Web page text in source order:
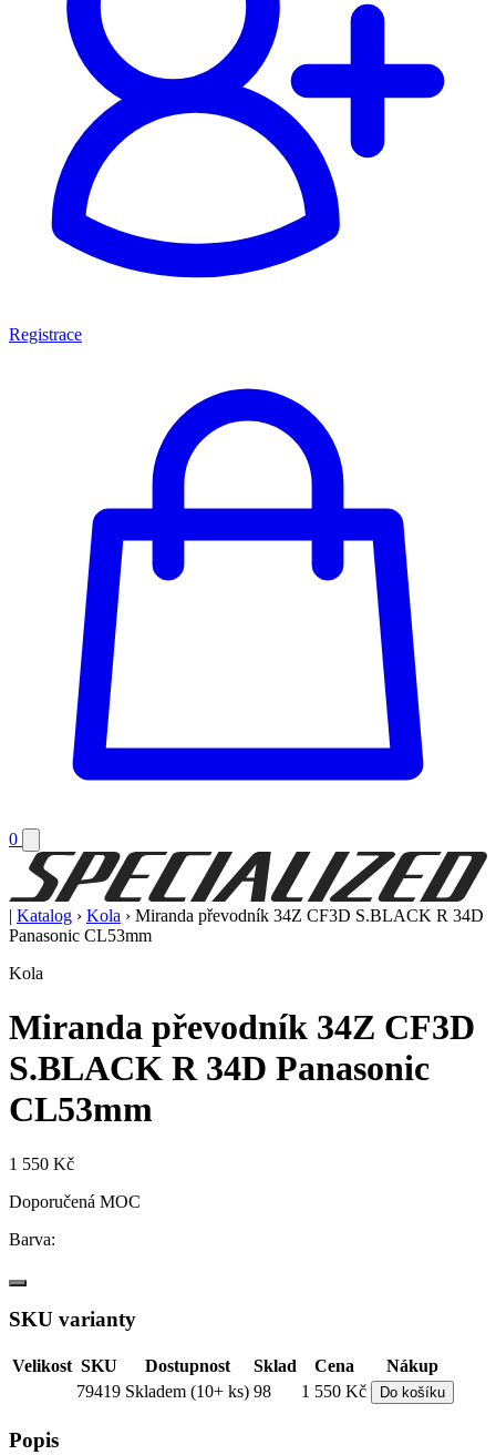
Registrace
0
| Katalog › Kola › Miranda převodník 34Z CF3D S.BLACK R 34D
Panasonic CL53mm
Kola
Miranda převodník 34Z CF3D
S.BLACK R 34D Panasonic
CL53mm
1 550 Kč
Doporučená MOC
Barva:
SKU varianty
Velikost SKU Dostupnost Sklad Cena
Nákup
79419 Skladem (10+ ks) 98 1 550 Kč Do košíku
Popis